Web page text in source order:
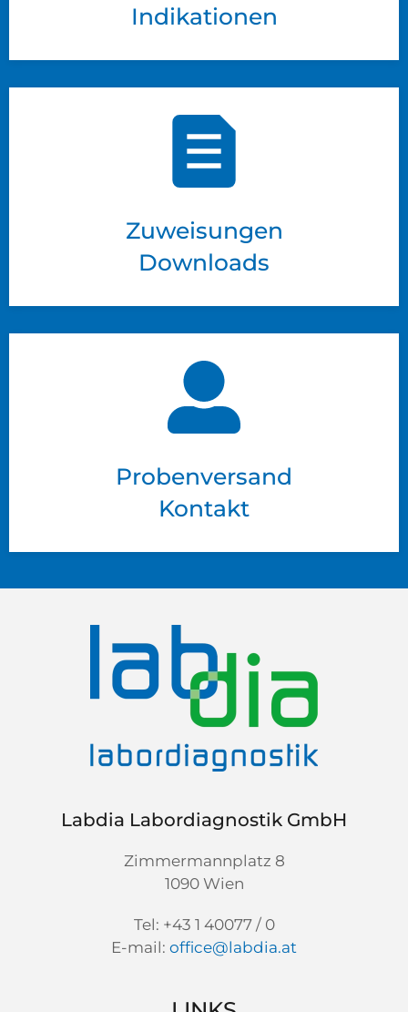
Indikationen
Zuweisungen
Downloads
Probenversand
Kontakt
Labdia Labordiagnostik GmbH
Zimmermannplatz 8
1090 Wien
Tel: +43 1 40077 / 0
E-mail: office@labdia.at